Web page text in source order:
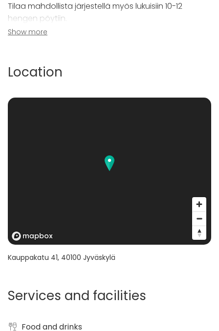
Tilaa mahdollista järjestellä myös lukuisiin 10-12
hengen pöytiin.
terassilla on asiakaspaikkoja 100!
Show more
Location
Kauppakatu 41, 40100 Jyväskylä
Services and facilities
Food and drinks